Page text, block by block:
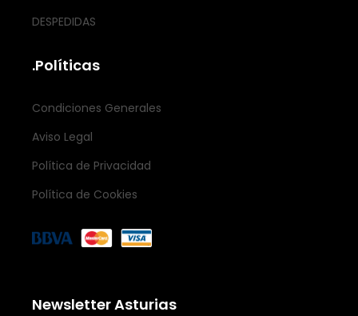
DESPEDIDAS
.Políticas
Condiciones Generales
Aviso Legal
Política de Privacidad
Política de Cookies
Newsletter Asturias